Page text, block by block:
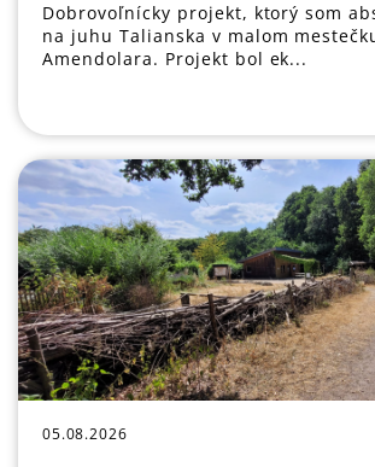
Dobrovoľnícky projekt, ktorý som
na juhu Talianska v malom
Amendolara. Projekt bol ek...
05.08.2026